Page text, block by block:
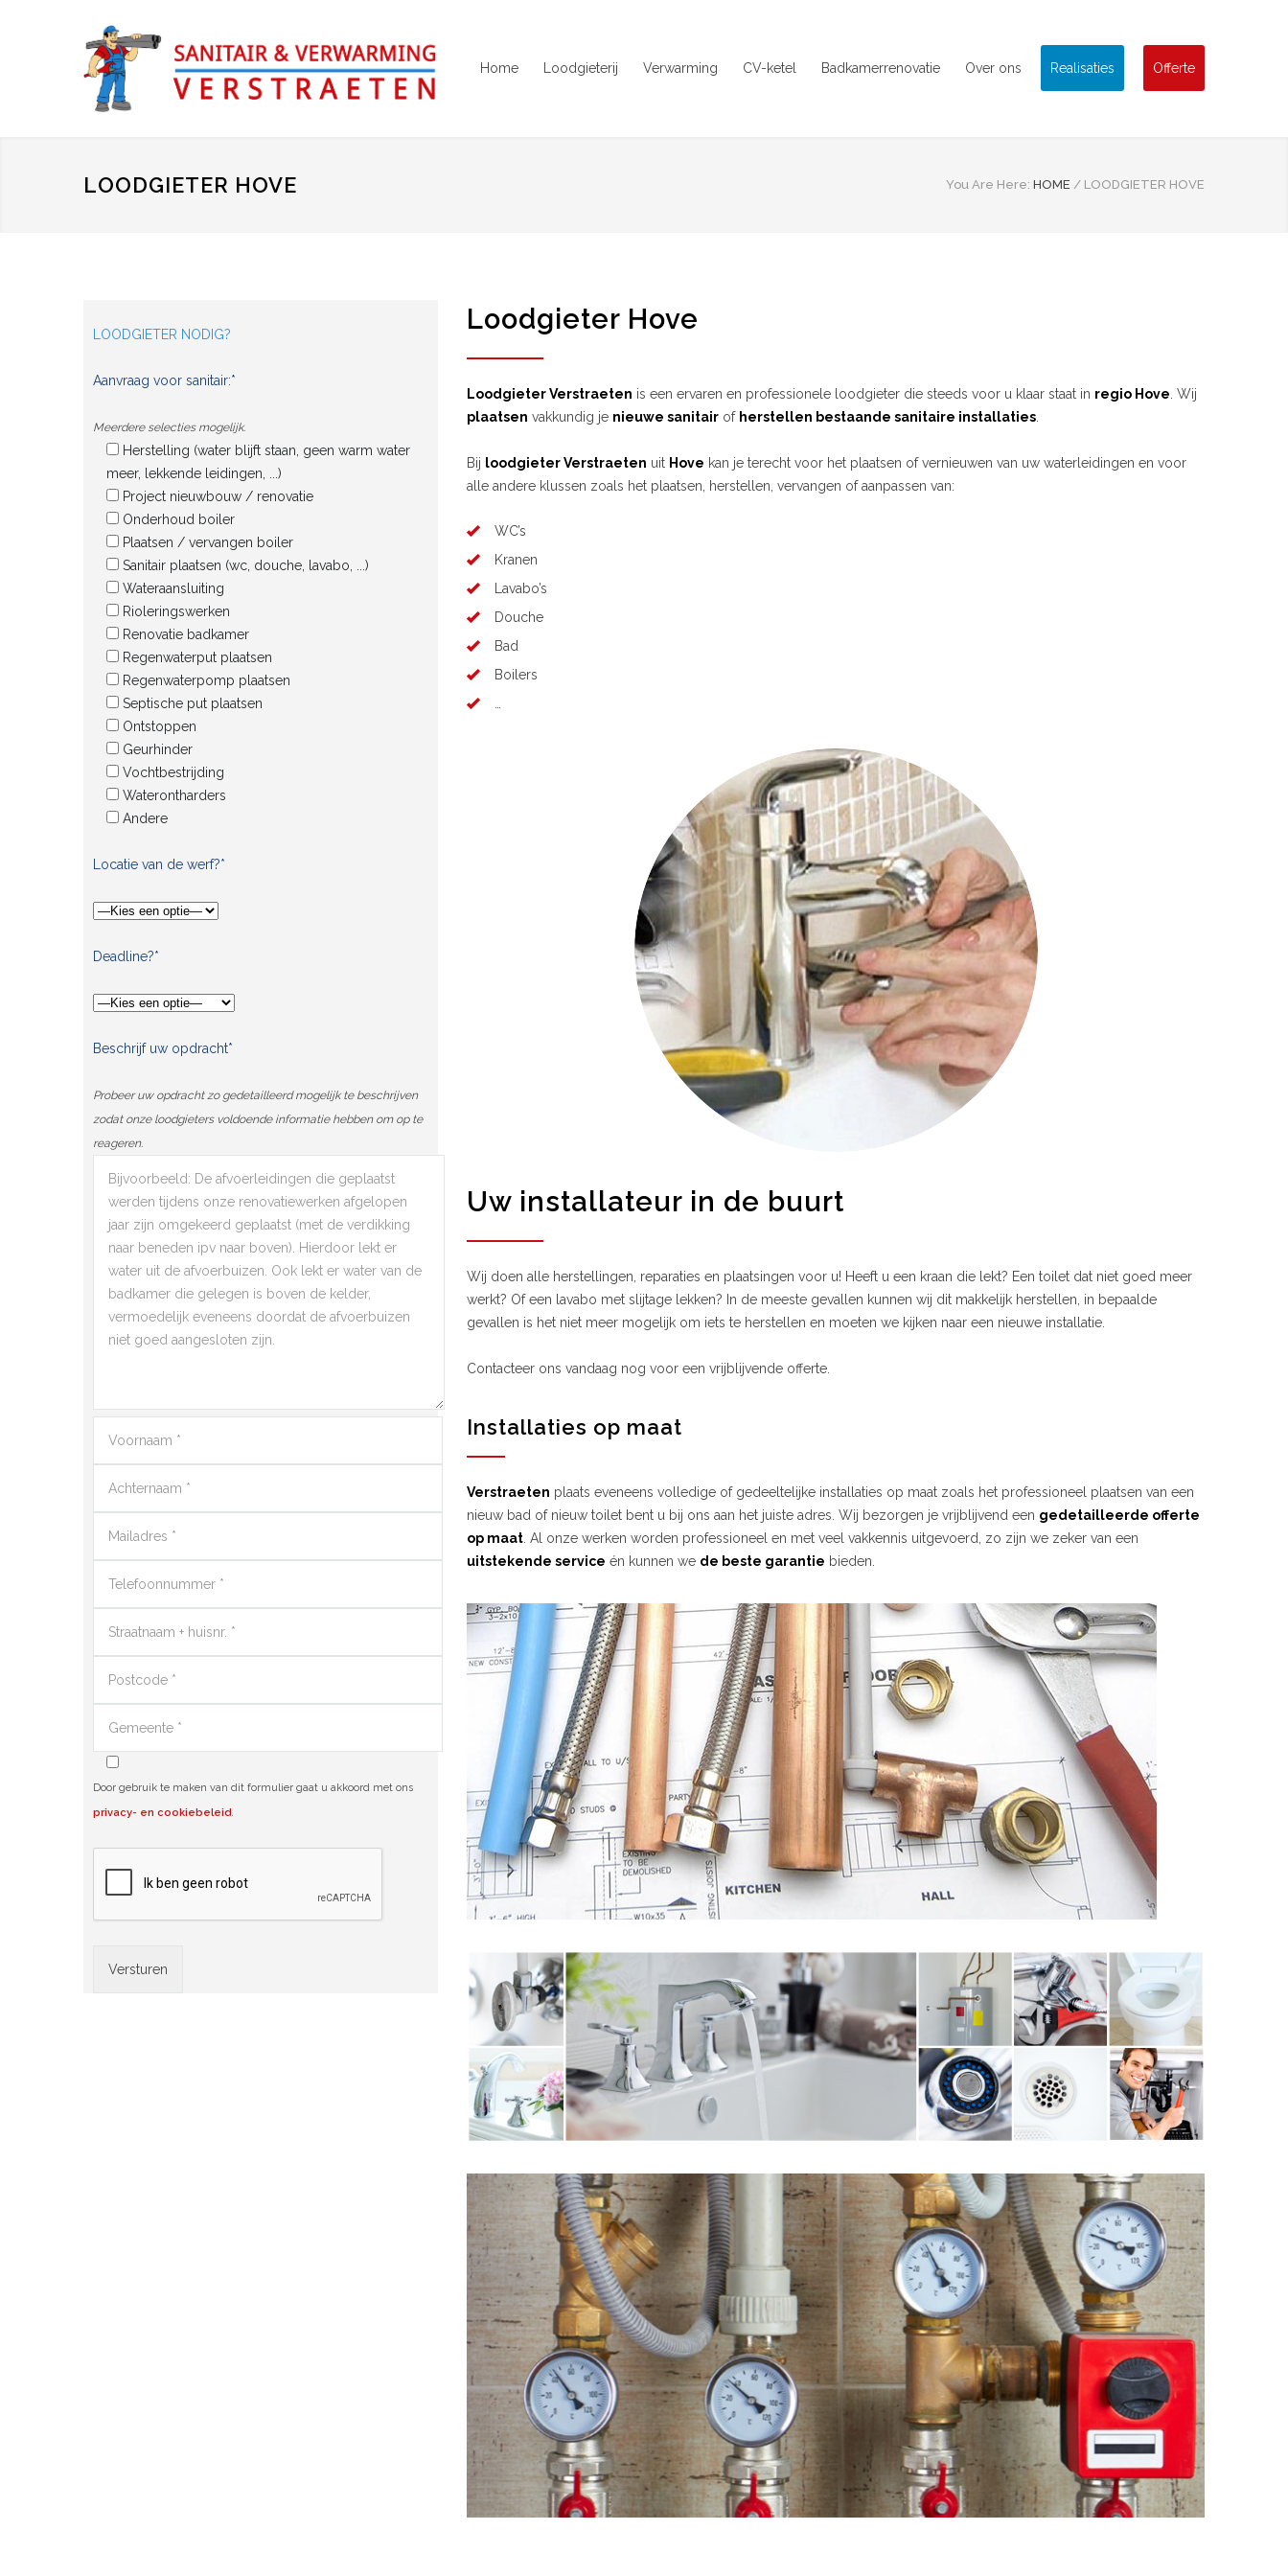
Home Loodgieterij Verwarming CV-ketel Badkamerrenovatie Over ons Realisaties Offerte
LOODGIETER HOVE You Are Here: HOME / LOODGIETER HOVE
LOODGIETER NODIG?
Aanvraag voor sanitair:*
Meerdere selecties mogelijk.
Herstelling (water blijft staan, geen warm water
meer, lekkende leidingen, ...)
Project nieuwbouw / renovatie
Onderhoud boiler
Plaatsen / vervangen boiler
Sanitair plaatsen (wc, douche, lavabo, ...)
Wateraansluiting
Rioleringswerken
Renovatie badkamer
Regenwaterput plaatsen
Regenwaterpomp plaatsen
Septische put plaatsen
Ontstoppen
Geurhinder
Vochtbestrijding
Waterontharders
Andere
Locatie van de werf?*
Deadline?*
Beschrijf uw opdracht*
Probeer uw opdracht zo gedetailleerd mogelijk te beschrijven
zodat onze loodgieters voldoende informatie hebben om op te
reageren.
Door gebruik te maken van dit formulier gaat u akkoord met ons
privacy- en cookiebeleid.
Loodgieter Hove
Loodgieter Verstraeten is een ervaren en professionele loodgieter die steeds voor u klaar staat in regio Hove . Wij
plaatsen vakkundig je nieuwe sanitair of herstellen bestaande sanitaire installaties
Bij loodgieter Verstraeten uit Hove kan je terecht voor het plaatsen of vernieuwen van uw waterleidingen en voor
alle andere klussen zoals het plaatsen, herstellen, vervangen of aanpassen van:
WC’s
Kranen
Lavabo’s
Douche
Bad
Boilers
Uw installateur in de buurt
Wij doen alle herstellingen, reparaties en plaatsingen voor u! Heeft u een kraan die lekt? Een toilet dat niet goed meer
werkt? Of een lavabo met slijtage lekken? In de meeste gevallen kunnen wij dit makkelijk herstellen, in bepaalde
gevallen is het niet meer mogelijk om iets te herstellen en moeten we kijken naar een nieuwe installatie.
Contacteer ons vandaag nog voor een vrijblijvende offerte.
Installaties op maat
Verstraeten plaats eveneens volledige of gedeeltelijke installaties op maat zoals het professioneel plaatsen van een
nieuw bad of nieuw toilet bent u bij ons aan het juiste adres. Wij bezorgen je vrijblijvend een gedetailleerde offerte
op maat . Al onze werken worden professioneel en met veel vakkennis uitgevoerd, zo zijn we zeker van een
uitstekende service én kunnen we de beste garantie bieden.